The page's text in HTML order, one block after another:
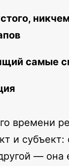
самые
времени
и
— она